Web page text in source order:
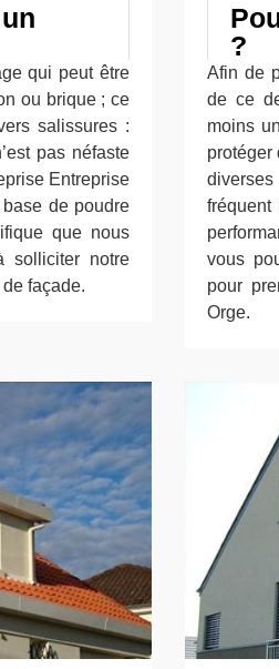
qui peut être
ou brique ; ce
salissures :
pas néfaste
Entreprise
de poudre
que nous
solliciter notre
façade.
?
Afin de
de ce
moins
protéger
fréquent
vous
pour
Orge.